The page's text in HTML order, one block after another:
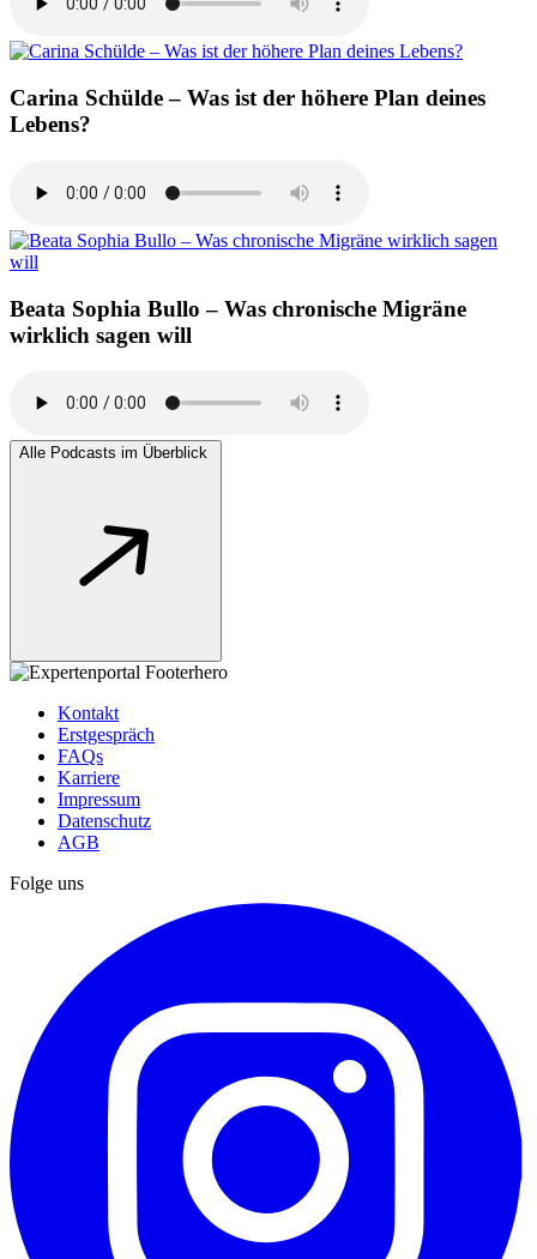
Carina Schülde – Was ist der höhere Plan deines
Lebens?
Beata Sophia Bullo – Was chronische Migräne
wirklich sagen will
Alle Podcasts im Überblick
Kontakt
Erstgespräch
FAQs
Karriere
Impressum
Datenschutz
AGB
Folge uns